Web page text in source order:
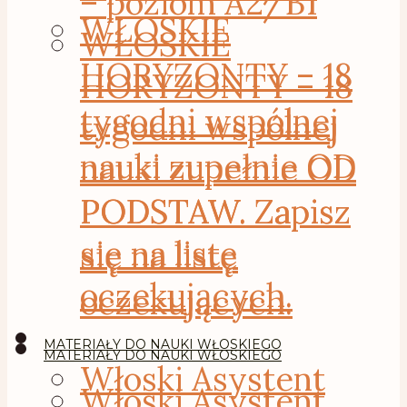
WŁOSKIE
HORYZONTY – 18
tygodni wspólnej
nauki zupełnie OD
PODSTAW. Zapisz
się na listę
oczekujących.
MATERIAŁY DO NAUKI WŁOSKIEGO
WŁOSKIE
HORYZONTY – 18
tygodni wspólnej
nauki zupełnie OD
PODSTAW. Zapisz
się na listę
oczekujących.
MATERIAŁY DO NAUKI WŁOSKIEGO
Włoski Asystent